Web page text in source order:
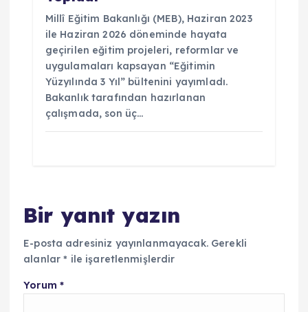
Millî Eğitim Bakanlığı (MEB), Haziran 2023
ile Haziran 2026 döneminde hayata
geçirilen eğitim projeleri, reformlar ve
uygulamaları kapsayan “Eğitimin
Yüzyılında 3 Yıl” bültenini yayımladı.
Bakanlık tarafından hazırlanan
çalışmada, son üç…
Bir yanıt yazın
E-posta adresiniz yayınlanmayacak. Gerekli
alanlar* ile işaretlenmişlerdir
Yorum *